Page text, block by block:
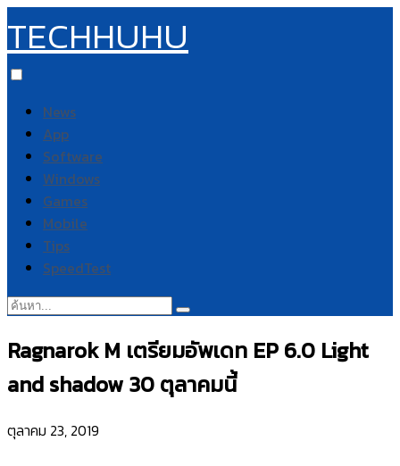
TECHHUHU
News
App
Software
Windows
Games
Mobile
Tips
SpeedTest
ค้นหา:
Ragnarok M เตรียมอัพเดท EP 6.0 Light
and shadow 30 ตุลาคมนี้
ตุลาคม 23, 2019